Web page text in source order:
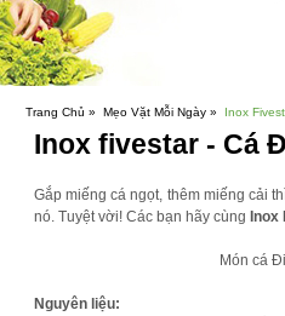
Trang Chủ » Mẹo Vặt Mỗi Ngày » Inox
Inox fivestar - Cá
Gắp miếng cá ngọt, thêm miếng cải
nó. Tuyệt vời! Các bạn hãy cùng Inox
Món cá
Nguyên liệu: